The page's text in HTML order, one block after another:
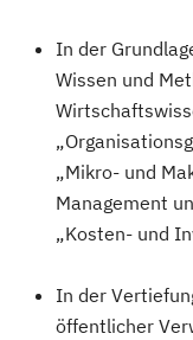
In der
Wissen und
„Mikro- und
Management
„Kosten- und
In der
öffentlicher